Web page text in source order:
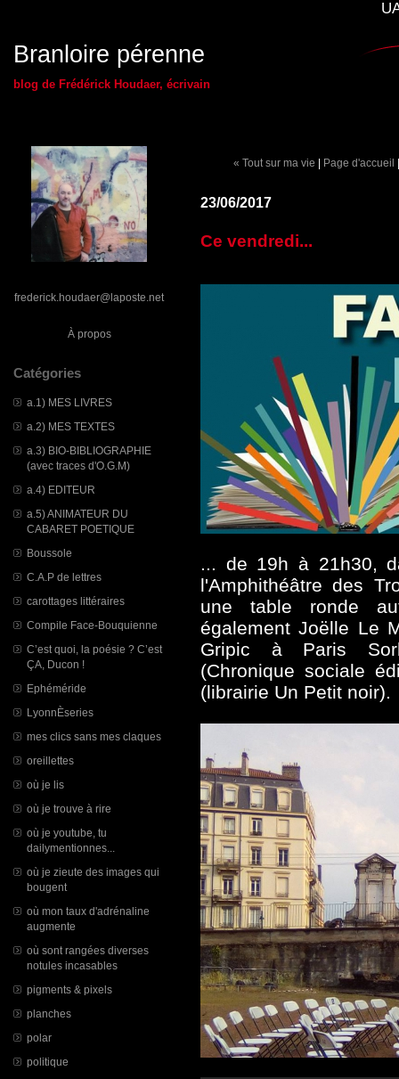
Branloire pérenne
blog de Frédérick Houdaer, écrivain
frederick.houdaer@laposte.net
À propos
Catégories
a.1) MES LIVRES
a.2) MES TEXTES
a.3) BIO-BIBLIOGRAPHIE
(avec traces d'O.G.M)
a.4) EDITEUR
a.5) ANIMATEUR DU
CABARET POETIQUE
Boussole
C.A.P de lettres
carottages littéraires
Compile Face-Bouquienne
C’est quoi, la poésie ? C’est
ÇA, Ducon !
Ephéméride
LyonnÈseries
mes clics sans mes claques
oreillettes
où je lis
où je trouve à rire
où je youtube, tu
dailymentionnes...
où je zieute des images qui
bougent
où mon taux d'adrénaline
augmente
où sont rangées diverses
notules incasables
pigments & pixels
planches
polar
politique
« Tout sur ma vie | Page d'accueil
23/06/2017
Ce vendredi...
... de 19h à 21h30,
l'Amphithéâtre des
une table ronde
également Joëlle Le
Gripic à Paris
(Chronique sociale
(librairie Un Petit noir).